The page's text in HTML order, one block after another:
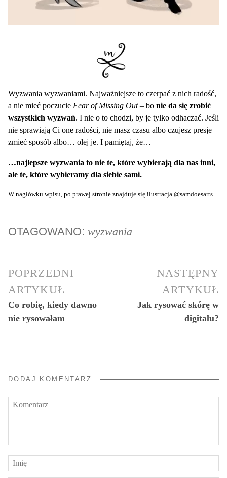
Wyzwania wyzwaniami. Najważniejsze to czerpać z nich radość,
a nie mieć poczucie Fear of Missing Out– bo nie da się zrobić
wszystkich wyzwań. I nie o to chodzi, by je tylko odhaczać. Jeśli
nie sprawiają Ci one radości, nie masz czasu albo czujesz presje –
zmieć sposób albo… olej je. I pamiętaj, że…
…najlepsze wyzwania to nie te, które wybierają dla nas inni,
ale te, które wybieramy dla siebie sami.
W nagłówku wpisu, po prawej stronie znajduje się ilustracja @samdoesarts.
OTAGOWANO: wyzwania
POPRZEDNI
ARTYKUŁ
Co robię, kiedy dawno
nie rysowałam
NASTĘPNY
ARTYKUŁ
Jak rysować skórę w
digitalu?
DODAJ KOMENTARZ